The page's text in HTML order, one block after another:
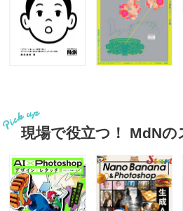
現場で役立つ！ MdN